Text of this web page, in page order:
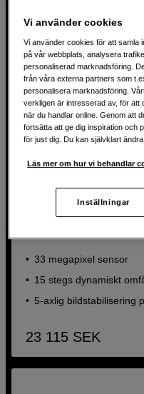
BACK TO WORK
Spegellös
33 megapixel sensor
15 stegs dynamiskt
5-axlig bildstabilisering
23 115 SEK
Vi använder cookies
Vi använder cookies för att samla
på vår webbplats, analysera
personaliserad marknadsföring.
från våra externa partners som
personalisera marknadsföring.
verkligen är intresserad av, för att
när du handlar online. Genom att
fortsätta att ge dig inspiration och
för just dig. Du kan självklart
Läs mer om hur vi behandlar
Inställningar